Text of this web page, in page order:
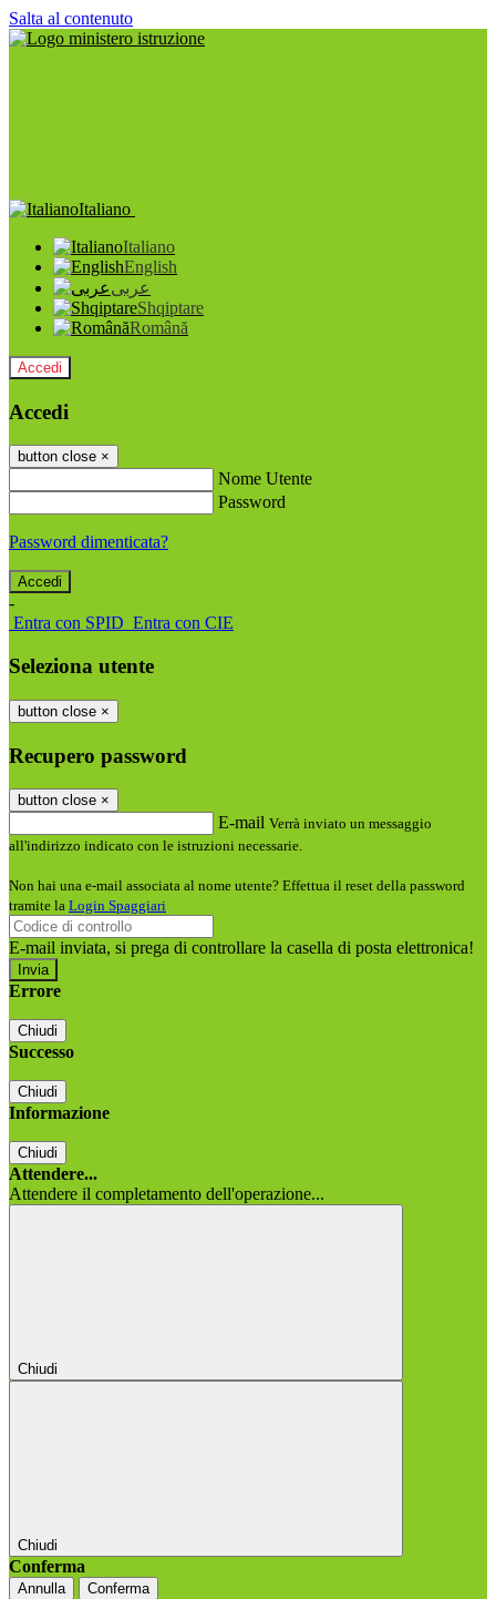
Salta al contenuto
Italiano
Italiano
English
عربى
Shqiptare
Română
Accedi
Accedi
button close ×
Nome Utente
Password
Password dimenticata?
-
Entra con SPID Entra con CIE
Seleziona utente
button close ×
Recupero password
button close ×
E-mail Verrà inviato un messaggio
all'indirizzo indicato con le istruzioni necessarie.
Non hai una e-mail associata al nome utente? Effettua il reset della password
tramite la Login Spaggiari
E-mail inviata, si prega di controllare la casella di posta elettronica!
Errore
Chiudi
Successo
Chiudi
Informazione
Chiudi
Attendere...
Attendere il completamento dell'operazione...
Chiudi
Chiudi
Conferma
Annulla Conferma